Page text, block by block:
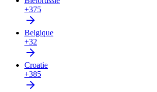
+375
Belgique
+32
Croatie
+385